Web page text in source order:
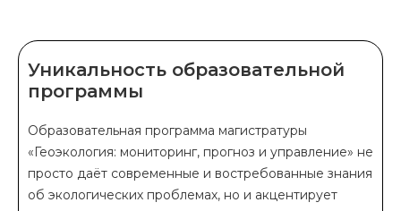
Уникальность образовательной
программы
Образовательная программа магистратуры
«Геоэкология: мониторинг, прогноз и управление» не
просто даёт современные и востребованные знания
об экологических проблемах, но и акцентирует